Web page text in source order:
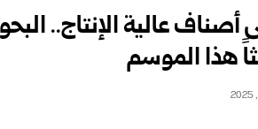
عالية الإنتاج..